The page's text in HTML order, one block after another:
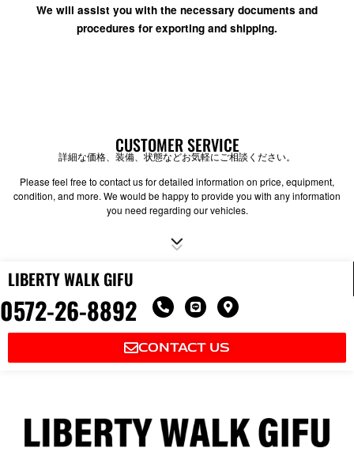
We will assist you with the necessary documents and
procedures for exporting and shipping.
CUSTOMER SERVICE
詳細な価格、装備、状態などお気軽にご相談ください。
Please feel free to contact us for detailed information on price, equipment,
condition, and more. We would be happy to provide you with any information
you need regarding our vehicles.
LIBERTY WALK GIFU
0572-26-8892 P
h
n
e
-
L
i
e
M
a
-
m
a
l
CONTACT US